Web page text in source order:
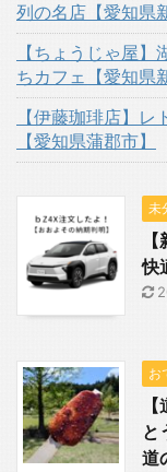
列の名店【愛知県
【ちょうじゃ屋
ちカフェ【愛知県
【伊藤珈琲店】
【愛知県蒲郡市】
未
快
お
と
道